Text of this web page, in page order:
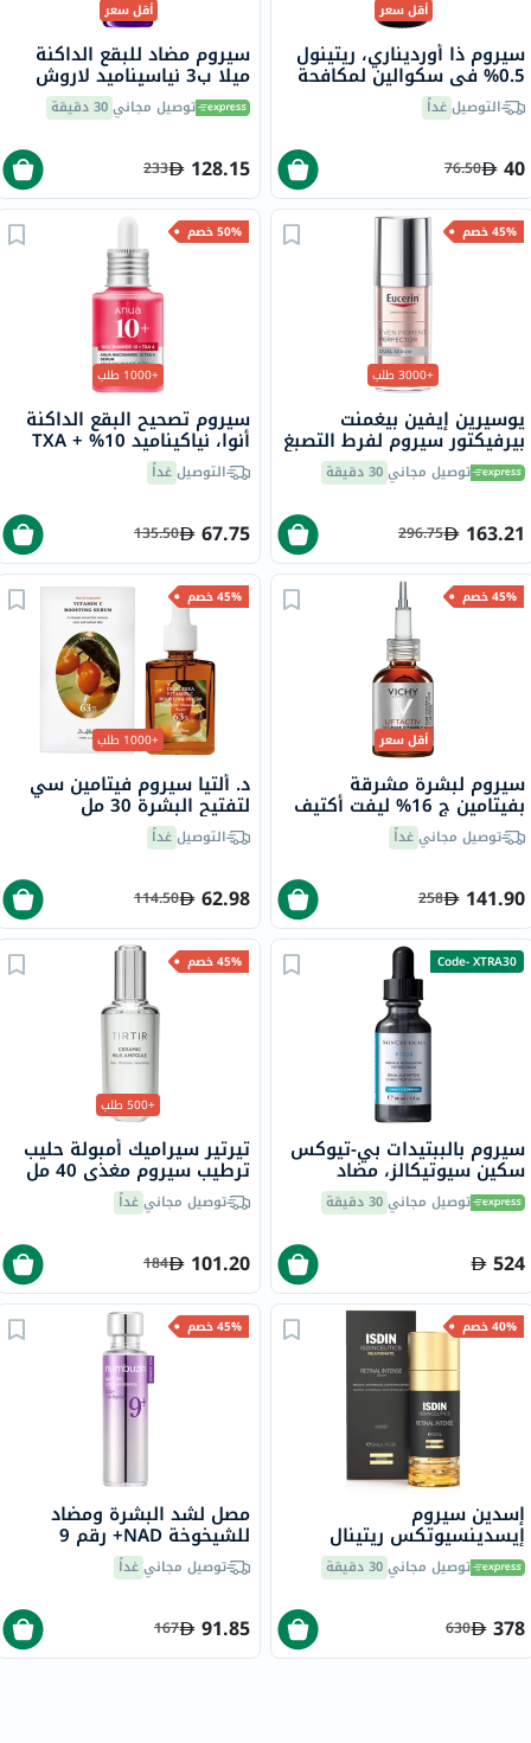
أقل سعر
سيروم ذا أورديناري، ريتينول
0.5% في سكوالين لمكافحة
ملالتوصيلغداً
40
76.50
أقل سعر
سيروم مضاد للبقع الداكنة
ميلا ب3 نياسيناميد لاروش
بوزيه، لجميع أنواع البشرة -
30 مل توصيل مجاني30 دقيقة
128.15
233
45% خصم
+3000 طلب
يوسيرين إيفين بيغمنت
بيرفيكتور سيروم لفرط التصبغ
المزدوج 30 ملتوصيل مجاني30 دقيقة
163.21
296.75
50% خصم
+1000 طلب
سيروم تصحيح البقع الداكنة
أنوا، نياكيناميد 10% + TXA
4%، 30 مل
التوصيلغداً
67.75
135.50
45% خصم
أقل سعر
سيروم لبشرة مشرقة
بفيتامين ج 16% ليفت أكتيف
فيشي، 20 مل
توصيل مجانيغداً
141.90
258
45% خصم
+1000 طلب
د. ألتيا سيروم فيتامين سي
لتفتيح البشرة 30 مل
التوصيلغداً
62.98
114.50
Code- XTRA30
سيروم بالببتيدات بي-تيوكس
سكين سيوتيكالز، مضاد
للتجاعيد - 30 ملتوصيل مجاني30 دقيقة
524
45% خصم
+500 طلب
تيرتير سيراميك أمبولة حليب
ترطيب سيروم مغذي 40 مل
توصيل مجانيغداً
101.20
184
40% خصم
إسدين سيروم
إيسدينسيوتكس ريتينال
إنتنس الليلي المضاد للتجاعيد
50 مل توصيل مجاني30 دقيقة
378
630
45% خصم
مصل لشد البشرة ومضاد
للشيخوخة NAD+ رقم 9
نومبوزين
توصيل مجانيغداً
91.85
167